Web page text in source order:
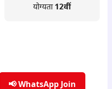
योग्यता12वीं
📢 WhatsApp Join